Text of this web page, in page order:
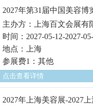
2027年第31届中国美容博
主办方：上海百文会展有
时间：2027-05-12-2027-
地点：上海
参展费1：其他
点击查看详情
2027年上海美容展-2027